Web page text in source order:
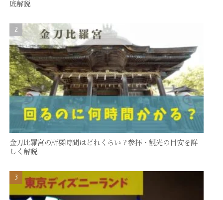
底解説
金刀比羅宮の所要時間はどれくらい？参拝・観光の目安を詳
しく解説